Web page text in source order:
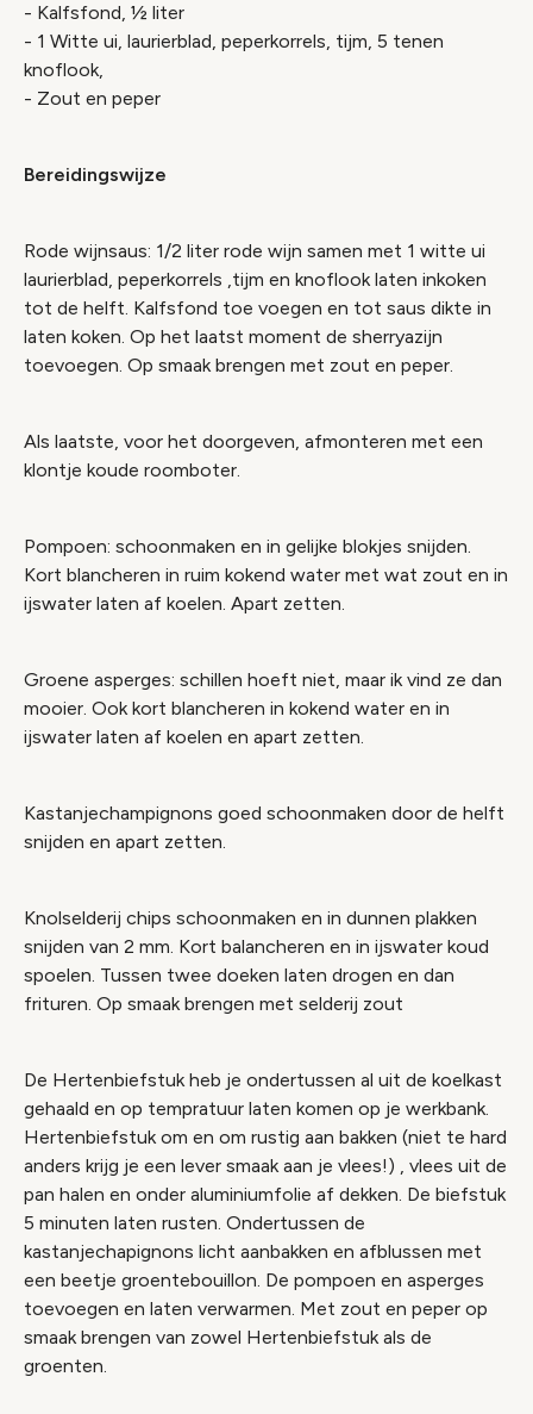
- Kalfsfond, ½ liter
- 1 Witte ui, laurierblad, peperkorrels, tijm, 5 tenen
knoflook,
- Zout en peper
Bereidingswijze
Rode wijnsaus: 1/2 liter rode wijn samen met 1 witte ui
laurierblad, peperkorrels ,tijm en knoflook laten inkoken
tot de helft. Kalfsfond toe voegen en tot saus dikte in
laten koken. Op het laatst moment de sherryazijn
toevoegen. Op smaak brengen met zout en peper.
Als laatste, voor het doorgeven, afmonteren met een
klontje koude roomboter.
Pompoen: schoonmaken en in gelijke blokjes snijden.
Kort blancheren in ruim kokend water met wat zout en in
ijswater laten af koelen. Apart zetten.
Groene asperges: schillen hoeft niet, maar ik vind ze dan
mooier. Ook kort blancheren in kokend water en in
ijswater laten af koelen en apart zetten.
Kastanjechampignons goed schoonmaken door de helft
snijden en apart zetten.
Knolselderij chips schoonmaken en in dunnen plakken
snijden van 2 mm. Kort balancheren en in ijswater koud
spoelen. Tussen twee doeken laten drogen en dan
frituren. Op smaak brengen met selderij zout
De Hertenbiefstuk heb je ondertussen al uit de koelkast
gehaald en op tempratuur laten komen op je werkbank.
Hertenbiefstuk om en om rustig aan bakken (niet te hard
anders krijg je een lever smaak aan je vlees!) , vlees uit de
pan halen en onder aluminiumfolie af dekken. De biefstuk
5 minuten laten rusten. Ondertussen de
kastanjechapignons licht aanbakken en afblussen met
een beetje groentebouillon. De pompoen en asperges
toevoegen en laten verwarmen. Met zout en peper op
smaak brengen van zowel Hertenbiefstuk als de
groenten.